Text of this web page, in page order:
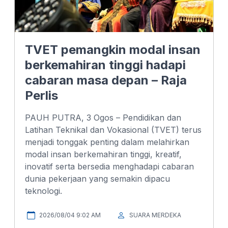
TVET pemangkin modal insan
berkemahiran tinggi hadapi
cabaran masa depan – Raja
Perlis
PAUH PUTRA, 3 Ogos – Pendidikan dan
Latihan Teknikal dan Vokasional (TVET) terus
menjadi tonggak penting dalam melahirkan
modal insan berkemahiran tinggi, kreatif,
inovatif serta bersedia menghadapi cabaran
dunia pekerjaan yang semakin dipacu
teknologi.
2026/08/04 9:02 AM SUARA MERDEKA